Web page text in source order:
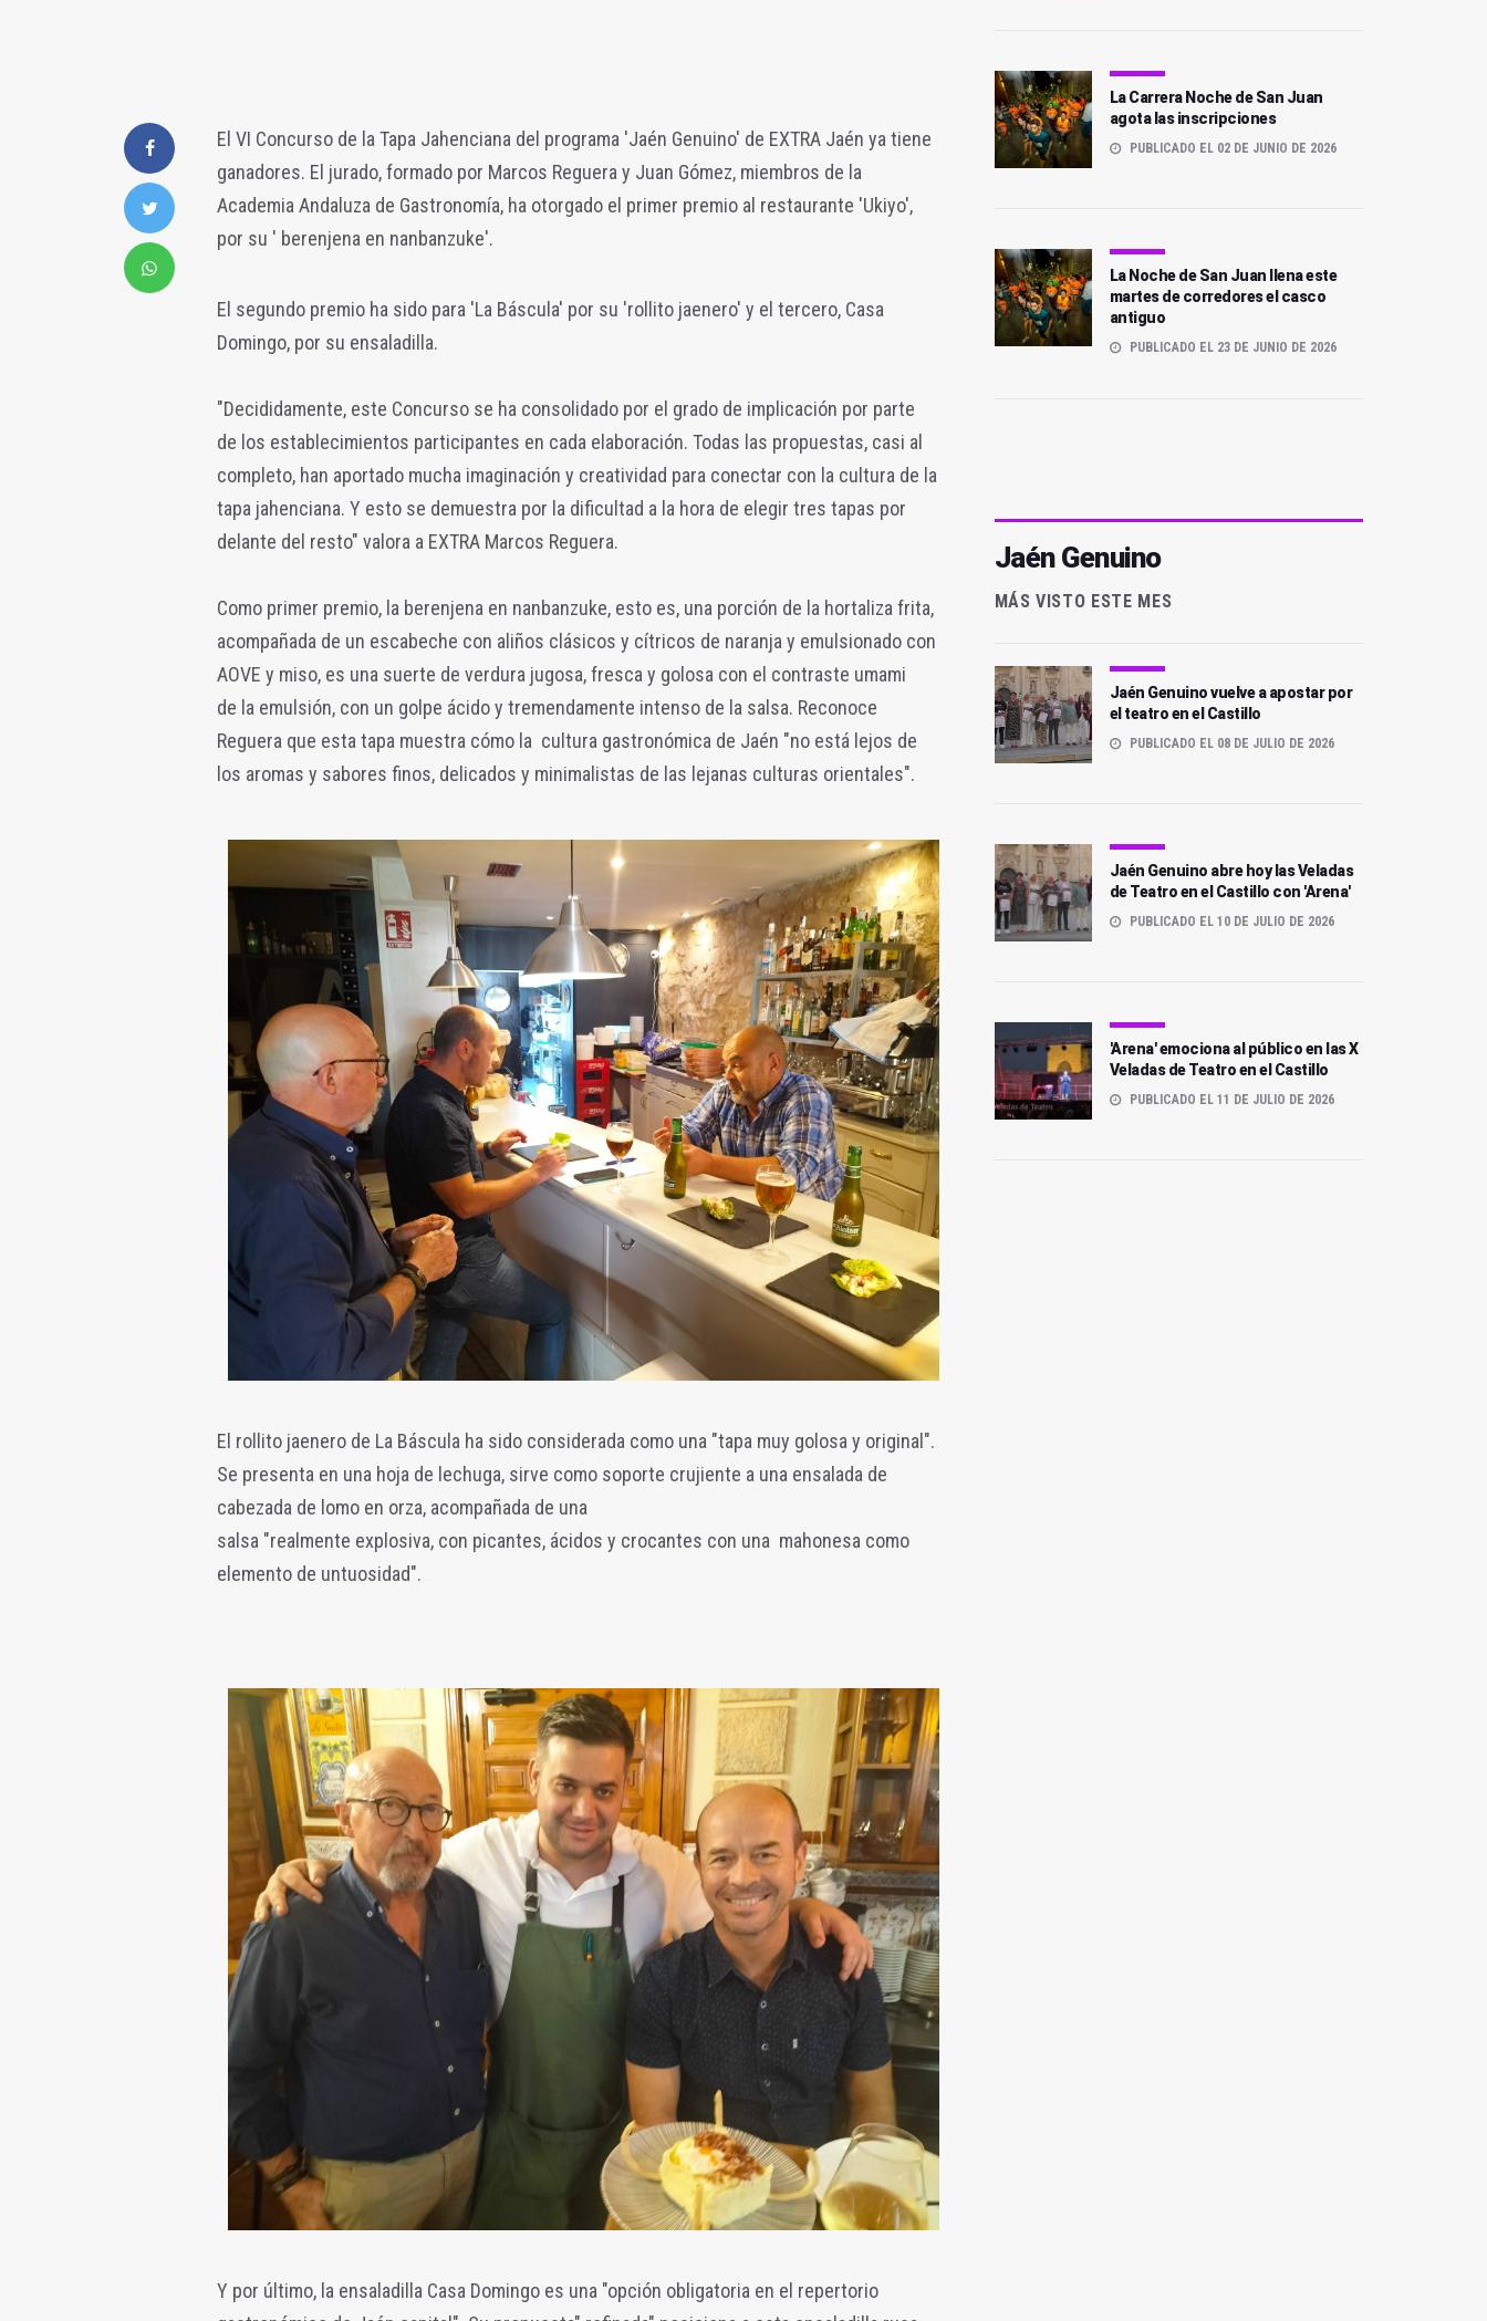
El VI Concurso de la Tapa Jahenciana del programa 'Jaén Genuino' de EXTRA Jaén ya tiene
ganadores. El jurado, formado por Marcos Reguera y Juan Gómez, miembros de la
Academia Andaluza de Gastronomía, ha otorgado el primer premio al restaurante 'Ukiyo',
por su ' berenjena en nanbanzuke'.
El segundo premio ha sido para 'La Báscula' por su 'rollito jaenero' y el tercero, Casa
Domingo, por su ensaladilla.
"Decididamente, este Concurso se ha consolidado por el grado de implicación por parte
de los establecimientos participantes en cada elaboración. Todas las propuestas, casi al
completo, han aportado mucha imaginación y creatividad para conectar con la cultura de la
tapa jahenciana. Y esto se demuestra por la dificultad a la hora de elegir tres tapas por
delante del resto" valora a EXTRA Marcos Reguera.
Como primer premio, la berenjena en nanbanzuke, esto es, una porción de la hortaliza frita,
acompañada de un escabeche con aliños clásicos y cítricos de naranja y emulsionado con
AOVE y miso, es una suerte de verdura jugosa, fresca y golosa con el contraste umami
de la emulsión, con un golpe ácido y tremendamente intenso de la salsa. Reconoce
Reguera que esta tapa muestra cómo la cultura gastronómica de Jaén "no está lejos de
los aromas y sabores finos, delicados y minimalistas de las lejanas culturas orientales".
El rollito jaenero de La Báscula ha sido considerada como una "tapa muy golosa y original".
Se presenta en una hoja de lechuga, sirve como soporte crujiente a una ensalada de
cabezada de lomo en orza, acompañada de una
salsa "realmente explosiva, con picantes, ácidos y crocantes con una mahonesa como
elemento de untuosidad".
Y por último, la ensaladilla Casa Domingo es una "opción obligatoria en el repertorio
La Carrera Noche de San Juan
agota las inscripciones
PUBLICADO EL 02 DE JUNIO DE 2026
La Noche de San Juan llena este
martes de corredores el casco
antiguo
PUBLICADO EL 23 DE JUNIO DE 2026
Jaén Genuino
MÁS VISTO ESTE MES
Jaén Genuino vuelve a apostar por
el teatro en el Castillo
PUBLICADO EL 08 DE JULIO DE 2026
Jaén Genuino abre hoy las Veladas
de Teatro en el Castillo con 'Arena'
PUBLICADO EL 10 DE JULIO DE 2026
'Arena' emociona al público en las X
Veladas de Teatro en el Castillo
PUBLICADO EL 11 DE JULIO DE 2026